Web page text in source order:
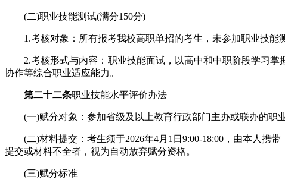
(二)职业技能测试(满分150分)
1.考核对象：所有报考我校高职单招的考生，未参加职业技能
2.考核形式与内容：职业技能面试，以高中和中职阶段学习掌
协作等综合职业适应能力。
第二十二条职业技能水平评价办法
(一)赋分对象：参加省级及以上教育行政部门主办或联办的职
(二)材料提交：考生须于2026年4月1日9:00-18:00，由本人携带
提交或材料不全者，视为自动放弃赋分资格。
(三)赋分标准